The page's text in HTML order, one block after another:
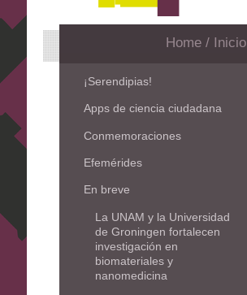
Home / Inicio
¡Serendipias!
Apps de ciencia ciudadana
Conmemoraciones
Efemérides
En breve
La UNAM y la Universidad
de Groningen fortalecen
investigación en
biomateriales y
nanomedicina